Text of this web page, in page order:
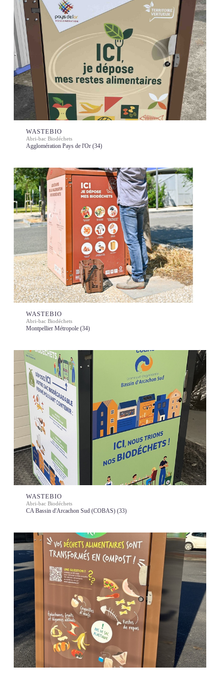
WASTEBIO
Abri-bac Biodéchets
Agglomération Pays de l'Or (34)
WASTEBIO
Abri-bac Biodéchets
Montpellier Métropole (34)
WASTEBIO
Abri-bac Biodéchets
CA Bassin d'Arcachon Sud (COBAS) (33)